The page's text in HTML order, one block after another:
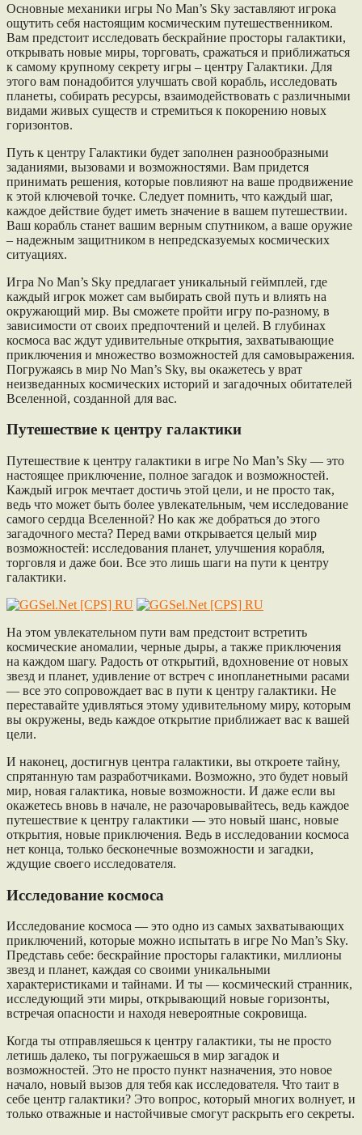
Основные механики игры No Man’s Sky заставляют игрока
ощутить себя настоящим космическим путешественником.
Вам предстоит исследовать бескрайние просторы галактики,
открывать новые миры, торговать, сражаться и приближаться
к самому крупному секрету игры – центру Галактики. Для
этого вам понадобится улучшать свой корабль, исследовать
планеты, собирать ресурсы, взаимодействовать с различными
видами живых существ и стремиться к покорению новых
горизонтов.
Путь к центру Галактики будет заполнен разнообразными
заданиями, вызовами и возможностями. Вам придется
принимать решения, которые повлияют на ваше продвижение
к этой ключевой точке. Следует помнить, что каждый шаг,
каждое действие будет иметь значение в вашем путешествии.
Ваш корабль станет вашим верным спутником, а ваше оружие
– надежным защитником в непредсказуемых космических
ситуациях.
Игра No Man’s Sky предлагает уникальный геймплей, где
каждый игрок может сам выбирать свой путь и влиять на
окружающий мир. Вы сможете пройти игру по-разному, в
зависимости от своих предпочтений и целей. В глубинах
космоса вас ждут удивительные открытия, захватывающие
приключения и множество возможностей для самовыражения.
Погружаясь в мир No Man’s Sky, вы окажетесь у врат
неизведанных космических историй и загадочных обитателей
Вселенной, созданной для вас.
Путешествие к центру галактики
Путешествие к центру галактики в игре No Man’s Sky — это
настоящее приключение, полное загадок и возможностей.
Каждый игрок мечтает достичь этой цели, и не просто так,
ведь что может быть более увлекательным, чем исследование
самого сердца Вселенной? Но как же добраться до этого
загадочного места? Перед вами открывается целый мир
возможностей: исследования планет, улучшения корабля,
торговля и даже бои. Все это лишь шаги на пути к центру
галактики.
На этом увлекательном пути вам предстоит встретить
космические аномалии, черные дыры, а также приключения
на каждом шагу. Радость от открытий, вдохновение от новых
звезд и планет, удивление от встреч с инопланетными расами
— все это сопровождает вас в пути к центру галактики. Не
переставайте удивляться этому удивительному миру, которым
вы окружены, ведь каждое открытие приближает вас к вашей
цели.
И наконец, достигнув центра галактики, вы откроете тайну,
спрятанную там разработчиками. Возможно, это будет новый
мир, новая галактика, новые возможности. И даже если вы
окажетесь вновь в начале, не разочаровывайтесь, ведь каждое
путешествие к центру галактики — это новый шанс, новые
открытия, новые приключения. Ведь в исследовании космоса
нет конца, только бесконечные возможности и загадки,
ждущие своего исследователя.
Исследование космоса
Исследование космоса — это одно из самых захватывающих
приключений, которые можно испытать в игре No Man’s Sky.
Представь себе: бескрайние просторы галактики, миллионы
звезд и планет, каждая со своими уникальными
характеристиками и тайнами. И ты — космический странник,
исследующий эти миры, открывающий новые горизонты,
встречая опасности и находя невероятные сокровища.
Когда ты отправляешься к центру галактики, ты не просто
летишь далеко, ты погружаешься в мир загадок и
возможностей. Это не просто пункт назначения, это новое
начало, новый вызов для тебя как исследователя. Что таит в
себе центр галактики? Это вопрос, который многих волнует, и
только отважные и настойчивые смогут раскрыть его секреты.